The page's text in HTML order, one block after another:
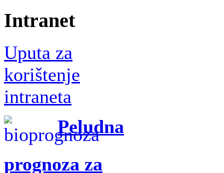
Intranet
Uputa za
korištenje
intraneta
Peludna
prognoza za